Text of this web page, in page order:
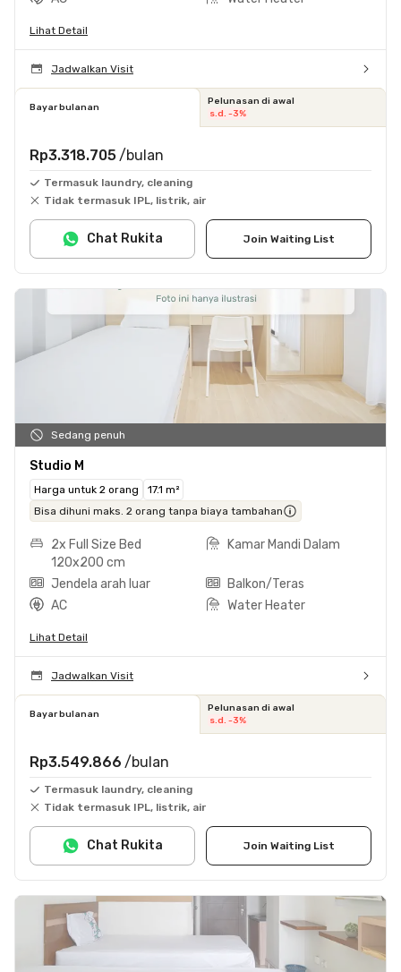
Lihat Detail
Jadwalkan Visit
Bayar bulanan
Pelunasan di awal
s.d. -3%
Rp3.318.705 /bulan
Termasuk laundry, cleaning
Tidak termasuk IPL, listrik, air
Join Waiting List
Chat Rukita
Sedang penuh
Studio M
Harga untuk 2 orang
17.1 m²
Bisa dihuni maks. 2 orang tanpa biaya tambahan
2x Full Size Bed
120x200 cm
Kamar Mandi Dalam
Jendela arah luar
Balkon/Teras
AC
Water Heater
Lihat Detail
Jadwalkan Visit
Bayar bulanan
Pelunasan di awal
s.d. -3%
Rp3.549.866 /bulan
Termasuk laundry, cleaning
Tidak termasuk IPL, listrik, air
Join Waiting List
Chat Rukita